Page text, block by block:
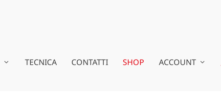
TECNICA CONTATTI SHOP ACCOUNT